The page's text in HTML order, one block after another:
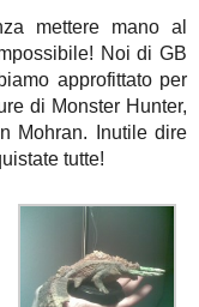
mettere mano al
Noi di GB
approfittato per
di Monster Hunter,
Mohran. Inutile dire
tutte!